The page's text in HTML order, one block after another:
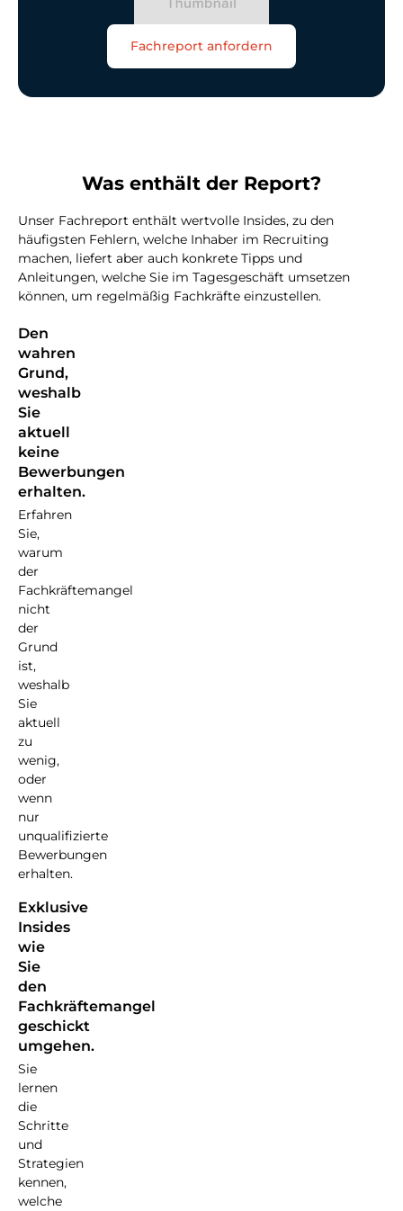
Fachreport anfordern
Was enthält der Report?
Unser Fachreport enthält wertvolle Insides, zu den
häufigsten Fehlern, welche Inhaber im Recruiting
machen, liefert aber auch konkrete Tipps und
Anleitungen, welche Sie im Tagesgeschäft umsetzen
können, um regelmäßig Fachkräfte einzustellen.
Den
wahren
Grund,
weshalb
Sie
aktuell
keine
Bewerbungen
erhalten.
Erfahren
Sie,
warum
der
Fachkräftemangel
nicht
der
Grund
ist,
weshalb
Sie
aktuell
zu
wenig,
oder
wenn
nur
unqualifizierte
Bewerbungen
erhalten.
Exklusive
Insides
wie
Sie
den
Fachkräftemangel
geschickt
umgehen.
Sie
lernen
die
Schritte
und
Strategien
kennen,
welche